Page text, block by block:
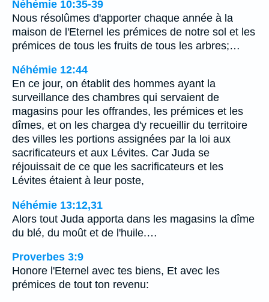
Néhémie 10:35-39
Nous résolûmes d'apporter chaque année à la
maison de l'Eternel les prémices de notre sol et les
prémices de tous les fruits de tous les arbres;…
Néhémie 12:44
En ce jour, on établit des hommes ayant la
surveillance des chambres qui servaient de
magasins pour les offrandes, les prémices et les
dîmes, et on les chargea d'y recueillir du territoire
des villes les portions assignées par la loi aux
sacrificateurs et aux Lévites. Car Juda se
réjouissait de ce que les sacrificateurs et les
Lévites étaient à leur poste,
Néhémie 13:12,31
Alors tout Juda apporta dans les magasins la dîme
du blé, du moût et de l'huile.…
Proverbes 3:9
Honore l'Eternel avec tes biens, Et avec les
prémices de tout ton revenu: